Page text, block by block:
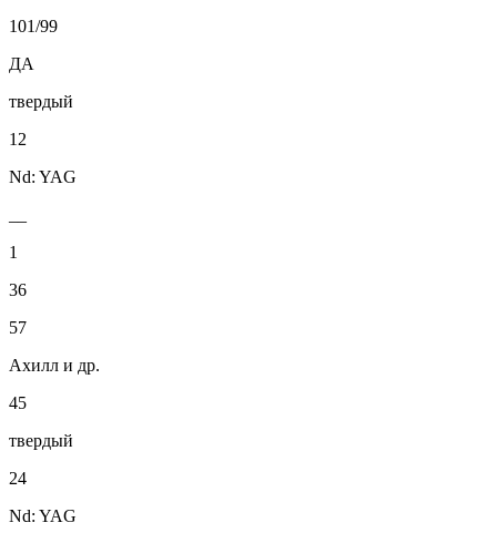
101/99
ДА
твердый
12
Nd: YAG
1
36
57
Ахилл и др.
45
твердый
24
Nd: YAG